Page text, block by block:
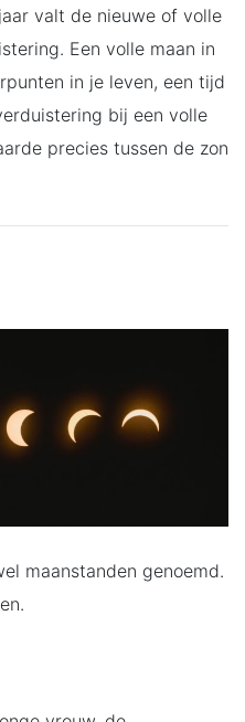
valt de nieuwe of volle
Een volle maan in
in je leven, een tijd
bij een volle
precies tussen de zon
maanstanden genoemd.